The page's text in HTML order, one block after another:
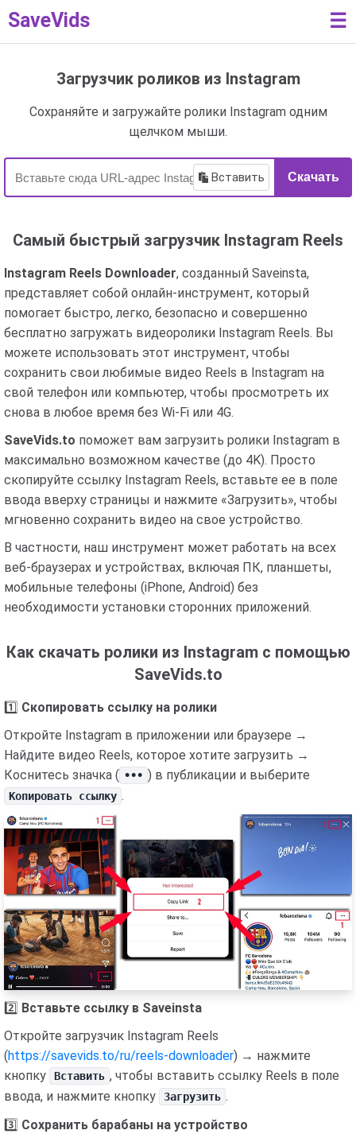
SaveVids ☰
Загрузчик роликов из Instagram
Сохраняйте и загружайте ролики Instagram одним
щелчком мыши.
Вставить Скачать
Самый быстрый загрузчик Instagram Reels
Instagram Reels Downloader, созданный Saveinsta,
представляет собой онлайн-инструмент, который
помогает быстро, легко, безопасно и совершенно
бесплатно загружать видеоролики Instagram Reels. Вы
можете использовать этот инструмент, чтобы
сохранить свои любимые видео Reels в Instagram на
свой телефон или компьютер, чтобы просмотреть их
снова в любое время без Wi-Fi или 4G.
SaveVids.to поможет вам загрузить ролики Instagram в
максимально возможном качестве (до 4K). Просто
скопируйте ссылку Instagram Reels, вставьте ее в поле
ввода вверху страницы и нажмите «Загрузить», чтобы
мгновенно сохранить видео на свое устройство.
В частности, наш инструмент может работать на всех
веб-браузерах и устройствах, включая ПК, планшеты,
мобильные телефоны (iPhone, Android) без
необходимости установки сторонних приложений.
Как скачать ролики из Instagram с помощью
SaveVids.to
1️⃣ Скопировать ссылку на ролики
Откройте Instagram в приложении или браузере →
Найдите видео Reels, которое хотите загрузить →
Коснитесь значка ( ••• ) в публикации и выберите
Копировать ссылку .
2️⃣ Вставьте ссылку в Saveinsta
Откройте загрузчик Instagram Reels
(https://savevids.to/ru/reels-downloader) → нажмите
кнопку
Вставить , чтобы вставить ссылку Reels в поле
ввода, и нажмите кнопку
Загрузить .
3️⃣ Сохранить барабаны на устройство